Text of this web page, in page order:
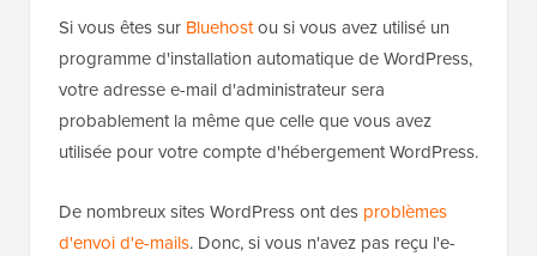
Si vous êtes sur Bluehostou si vous avez utilisé un
programme d'installation automatique de WordPress,
votre adresse e-mail d'administrateur sera
probablement la même que celle que vous avez
utilisée pour votre compte d'hébergement WordPress.
De nombreux sites WordPress ont des problèmes
d'envoi d'e-mails. Donc, si vous n'avez pas reçu l'e-